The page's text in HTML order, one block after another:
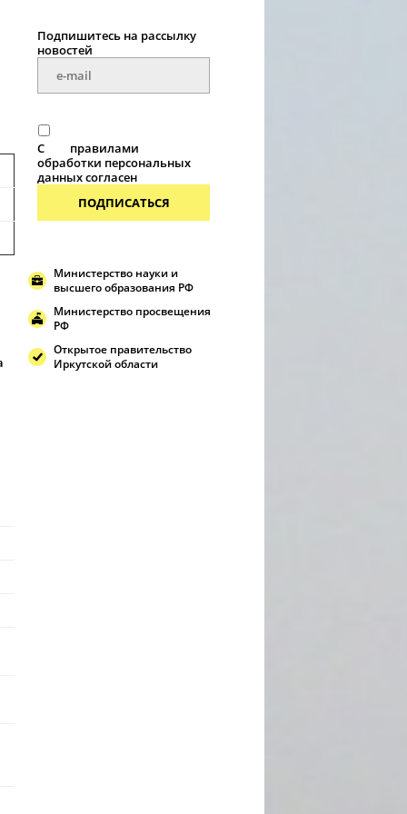
Подпишитесь на рассылку
новостей
С
правилами
обработки персональных
данных согласен
ПОДПИСАТЬСЯ
Министерство науки и
высшего образования РФ
Министерство просвещения
РФ
Открытое правительство
Иркутской области